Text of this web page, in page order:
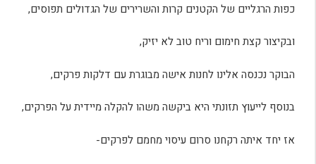
כפות הרגליים של הקטנים קרות והשרירים של הגדולים תפוסים,
ובקיצור קצת חימום וריח טוב לא יזיק,
הבוקר נכנסה אלינו לחנות אישה מבוגרת עם דלקות פרקים,
בנוסף לייעוץ תזונתי היא ביקשה משהו להקלה מיידית על הפרקים,
אז יחד איתה רקחנו סרום עיסוי מחמם לפרקים-